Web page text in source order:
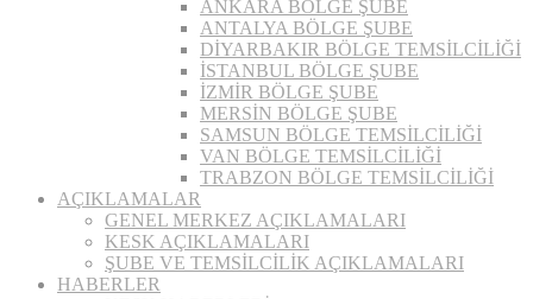
ANKARA BÖLGE ŞUBE
ANTALYA BÖLGE ŞUBE
DİYARBAKIR BÖLGE TEMSİLCİLİĞİ
İSTANBUL BÖLGE ŞUBE
İZMİR BÖLGE ŞUBE
MERSİN BÖLGE ŞUBE
SAMSUN BÖLGE TEMSİLCİLİĞİ
VAN BÖLGE TEMSİLCİLİĞİ
TRABZON BÖLGE TEMSİLCİLİĞİ
AÇIKLAMALAR
GENEL MERKEZ AÇIKLAMALARI
KESK AÇIKLAMALARI
ŞUBE VE TEMSİLCİLİK AÇIKLAMALARI
HABERLER